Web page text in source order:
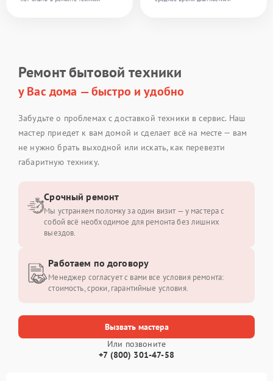
Ремонт бытовой техники
у Вас дома — быстро и удобно
Забудьте о проблемах с доставкой техники в сервис. Наш
мастер приедет к вам домой и сделает всё на месте — вам
не нужно брать выходной или искать, как перевезти
габаритную технику.
Вызвать мастера
Или позвоните
+7 (800) 301-47-58
Срочный ремонт
Мы устраняем поломку за один визит — у мастера с
собой всё необходимое для ремонта без лишних
выездов.
Работаем по договору
Менеджер согласует с вами все условия ремонта:
стоимость, сроки, гарантийные условия.